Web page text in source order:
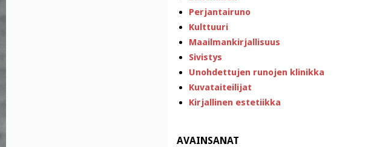
Perjantairuno
Kulttuuri
Maailmankirjallisuus
Sivistys
Unohdettujen runojen klinikka
Kuvataiteilijat
Kirjallinen estetiikka
AVAINSANAT